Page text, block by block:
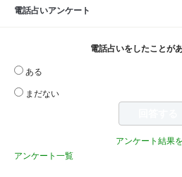
電話占いアンケート
電話占いをしたことが
ある
まだない
アンケート結果
アンケート一覧